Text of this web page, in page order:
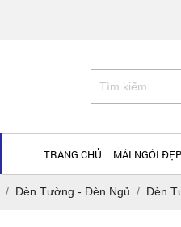
TRANG CHỦ MÁI NGÓI ĐẸP
Đèn Tường - Đèn Ngủ Đèn